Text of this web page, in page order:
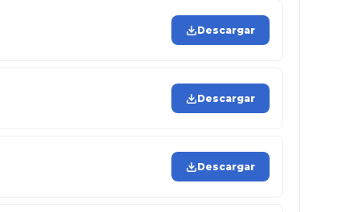
Descargar
Descargar
Descargar